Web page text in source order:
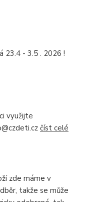
23.4 - 3.5 . 2026 !
využijte
číst celé
zde máme v
takže se může